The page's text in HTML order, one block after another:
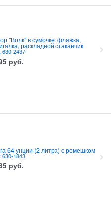
"Волк" в сумочке: фляжка,
раскладной стаканчик
630-2437
руб.
64 унции (2 литра) с ремешком
630-1843
руб.